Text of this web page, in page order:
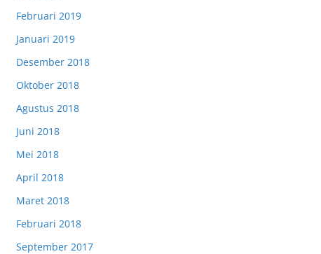
Februari 2019
Januari 2019
Desember 2018
Oktober 2018
Agustus 2018
Juni 2018
Mei 2018
April 2018
Maret 2018
Februari 2018
September 2017